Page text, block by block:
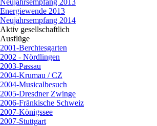
Neujahrsempfang 2013
Energiewende 2013
Neujahrsempfang 2014
Aktiv gesellschaftlich
Ausflüge
2001-Berchtesgarten
2002 - Nördlingen
2003-Passau
2004-Krumau / CZ
2004-Musicalbesuch
2005-Dresdner Zwinge
2006-Fränkische Schweiz
2007-Königssee
2007-Stuttgart